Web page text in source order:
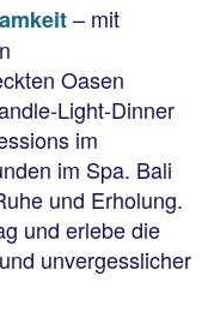
– mit
Oasen
Light-Dinner
im
im Spa. Bali
und Erholung.
und erlebe die
unvergesslicher